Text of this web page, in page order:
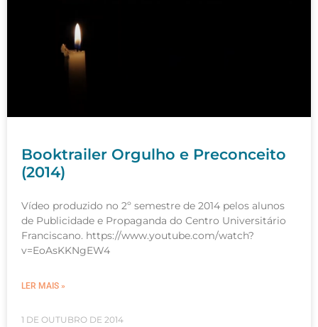
Booktrailer Orgulho e Preconceito
(2014)
Vídeo produzido no 2º semestre de 2014 pelos alunos
de Publicidade e Propaganda do Centro Universitário
Franciscano. https://www.youtube.com/watch?
v=EoAsKKNgEW4
LER MAIS »
1 DE OUTUBRO DE 2014